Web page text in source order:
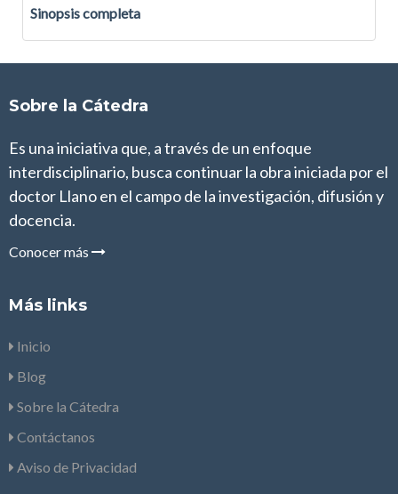
Sinopsis completa
Sobre la Cátedra
Es una iniciativa que, a través de un enfoque
interdisciplinario, busca continuar la obra iniciada por el
doctor Llano en el campo de la investigación, difusión y
docencia.
Conocer más
Más links
Inicio
Blog
Sobre la Cátedra
Contáctanos
Aviso de Privacidad